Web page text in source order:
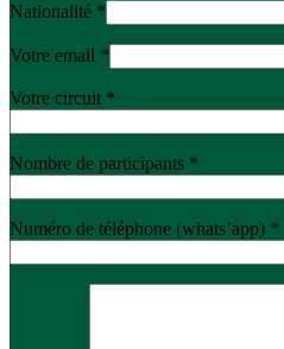
Nationalité *
Votre email *
Votre circuit *
Nombre de participants *
Numéro de téléphone (whats’app) *